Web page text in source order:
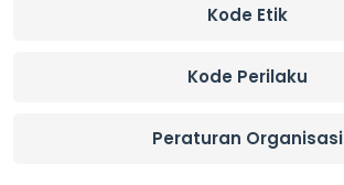
Kode Etik
Kode Perilaku
Peraturan Organisasi